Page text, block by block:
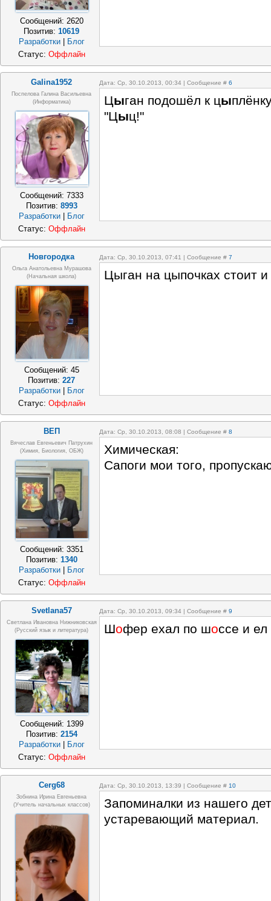
Сообщений: 2620
Позитив:10619
Разработки
Блог
Статус: Оффлайн
Galina1952 Дата: Ср, 30.10.2013, 00:34 | Сообщение # 6
Поспелова Галина Васильевна
(информатика)
Сообщений: 7333
Позитив: 8993
Разработки
Блог
Цыган подошёл к цы
"Цыц!"
Статус: Оффлайн
Новгородка Дата: Ср, 30.10.2013, 07:41 | Сообщение # 7
Ольга Анатольевна Мурашова
(начальная школа)
Сообщений: 45
Позитив:227
Разработки
Блог
Цыган на цыпочках стоит
Статус: Оффлайн
ВЕП Дата: Ср, 30.10.2013, 08:08 | Сообщение # 8
Вячеслав Евгеньевич Патрухин
(Химия, Биология, ОБЖ)
Сообщений: 3351
Позитив: 1340
Разработки
Блог
Химическая:
Сапоги мои того,
Статус: Оффлайн
Svetlana57 Дата: Ср, 30.10.2013, 09:34 | Сообщение # 9
Светлана Ивановна Нижниковская
(русский язык и литература)
Сообщений: 1399
Позитив: 2154
Разработки
Блог
Шофер ехал по шоссе и
Статус: Оффлайн
Cerg68 Дата: Ср, 30.10.2013, 13:39 | Сообщение # 10
Зобнина Ирина Евгеньевна
(учитель начальных классов)
Запоминалки из нашего
устаревающий материал.